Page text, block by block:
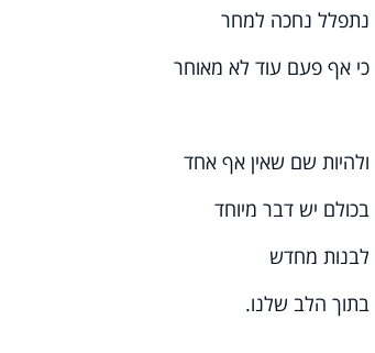
נתפלל נחכה למחר
כי אף פעם עוד לא מאוחר
ולהיות שם שאין אף אחד
בכולם יש דבר מיוחד
לבנות מחדש
בתוך הלב שלנו.